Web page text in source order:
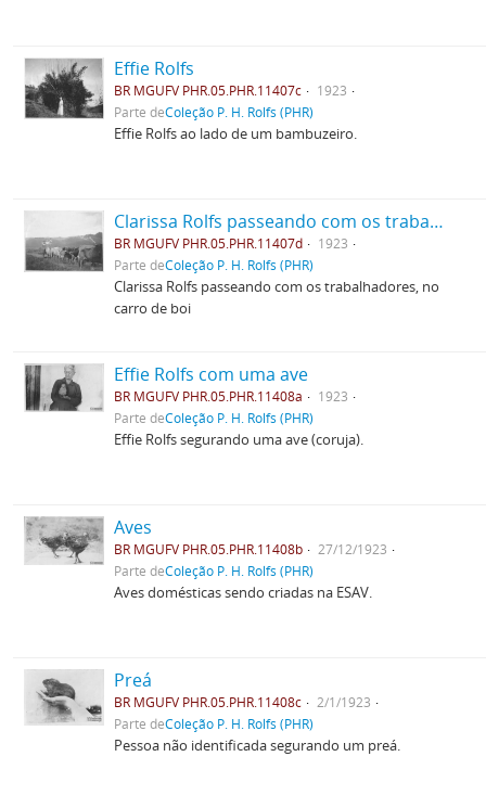
Effie Rolfs
BR MGUFV PHR.05.PHR.11407c
1923
Parte deColeção P. H. Rolfs (PHR)
Effie Rolfs ao lado de um bambuzeiro.
Clarissa Rolfs passeando com os trabalhadores, no carro de boi
BR MGUFV PHR.05.PHR.11407d
1923
Parte deColeção P. H. Rolfs (PHR)
Clarissa Rolfs passeando com os trabalhadores, no
carro de boi
Effie Rolfs com uma ave
BR MGUFV PHR.05.PHR.11408a
1923
Parte deColeção P. H. Rolfs (PHR)
Effie Rolfs segurando uma ave (coruja).
Aves
BR MGUFV PHR.05.PHR.11408b
27/12/1923
Parte deColeção P. H. Rolfs (PHR)
Aves domésticas sendo criadas na ESAV.
Preá
BR MGUFV PHR.05.PHR.11408c
2/1/1923
Parte deColeção P. H. Rolfs (PHR)
Pessoa não identificada segurando um preá.